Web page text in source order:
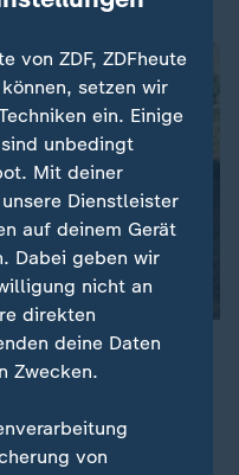
Kriminalfall: Vor 50
die verbrannte
von ZDF, ZDFheute
setzen wir
ein. Einige
unbedingt
Mit deiner
Dienstleister
auf deinem Gerät
Dabei geben wir
nicht an
direkten
deine Daten
Zwecken.
von